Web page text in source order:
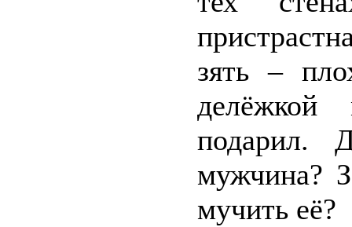
зять –
подарил.
мужчина?
мучить её?